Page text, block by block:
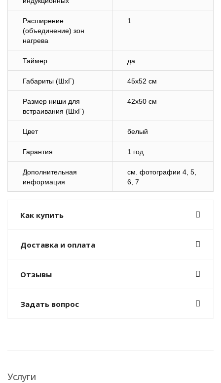
Расширение
(объединение) зон
нагрева
1
Таймер да
Габариты (ШхГ) 45х52 см
Размер ниши для
встраивания (ШхГ)
42х50 см
Цвет белый
Гарантия 1 год
Дополнительная
информация
cм. фотографии 4, 5,
6, 7
Как купить
Доставка и оплата
Отзывы
Задать вопрос
Услуги